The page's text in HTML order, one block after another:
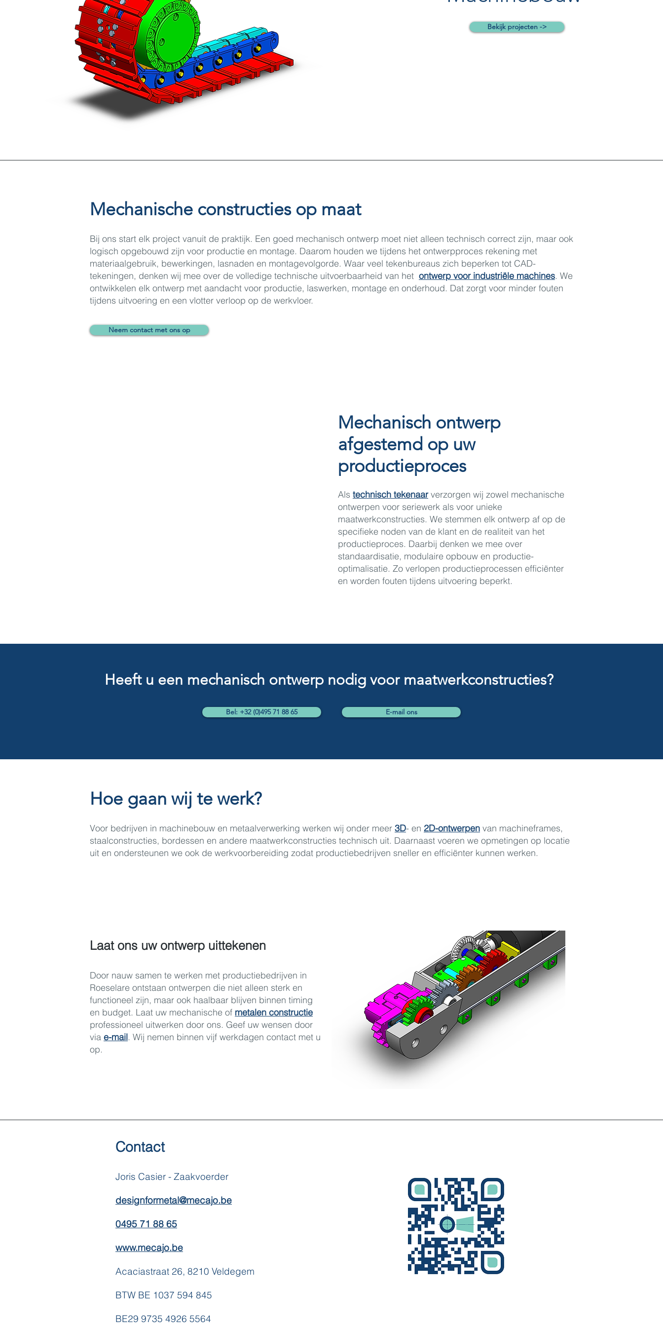
Bekijk projecten ->
Bekijk projecten ->
Mechanische constructies op maat
Bij ons start elk project vanuit de praktijk. Een goed mechanisch ontwerp moet niet alleen technisch correct zijn, maar ook
logisch opgebouwd zijn voor productie en montage. Daarom houden we tijdens het ontwerpproces rekening met
materiaalgebruik, bewerkingen, lasnaden en montagevolgorde. Waar veel tekenbureaus zich beperken tot CAD-
tekeningen, denken wij mee over de volledige technische uitvoerbaarheid van het ontwerp voor industriële machines. We
ontwikkelen elk ontwerp met aandacht voor productie, laswerken, montage en onderhoud. Dat zorgt voor minder fouten
tijdens uitvoering en een vlotter verloop op de werkvloer.
Neem contact met ons op
Mechanisch ontwerp
afgestemd op uw
productieproces
Als technisch tekenaarverzorgen wij zowel mechanische
ontwerpen voor seriewerk als voor unieke
maatwerkconstructies. We stemmen elk ontwerp af op de
specifieke noden van de klant en de realiteit van het
productieproces. Daarbij denken we mee over
standaardisatie, modulaire opbouw en productie-
optimalisatie. Zo verlopen productieprocessen efficiënter
en worden fouten tijdens uitvoering beperkt.
Heeft u een mechanisch ontwerp nodig voor maatwerkconstructies?
Bel: +32 (0)495 71 88 65 E-mail ons
Hoe gaan wij te werk?
Voor bedrijven in machinebouw en metaalverwerking werken wij onder meer 3D- en 2D-ontwerpen van machineframes,
staalconstructies, bordessen en andere maatwerkconstructies technisch uit. Daarnaast voeren we opmetingen op locatie
uit en ondersteunen we ook de werkvoorbereiding zodat productiebedrijven sneller en efficiënter kunnen werken.
Laat ons uw ontwerp uittekenen
Door nauw samen te werken met productiebedrijven in
Roeselare ontstaan ontwerpen die niet alleen sterk en
functioneel zijn, maar ook haalbaar blijven binnen timing
en budget. Laat uw mechanische of metalen constructie
professioneel uitwerken door ons. Geef uw wensen door
via e-mail. Wij nemen binnen vijf werkdagen contact met u
op.
Contact
Joris Casier - Zaakvoerder
designformetal@mecajo.be
0495 71 88 65
www.mecajo.be
Acaciastraat 26, 8210 Veldegem
BTW BE 1037 594 845
BE29 9735 4926 5564